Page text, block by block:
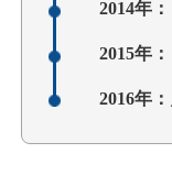
2014年：
2015年：
2016年：